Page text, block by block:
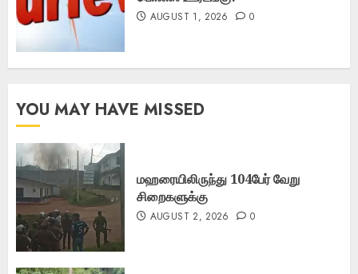
AUGUST 1, 2026 0
YOU MAY HAVE MISSED
மஹரையிலிருந்து 104பேர் வேறு
சிறைகளுக்கு
AUGUST 2, 2026 0